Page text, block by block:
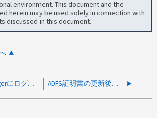
environment. This document and the
herein may be used solely in connection with
discussed in this document.
Cloud Managerにログインできません。アカウントがブロックされました ADFS証明書の更新後にCloud Centralにログインできない